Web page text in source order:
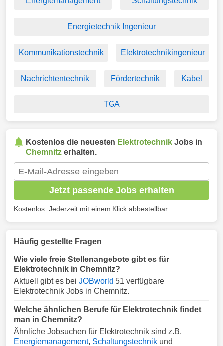
Energietechnik Ingenieur
Kommunikationstechnik Elektrotechnikingenieur
Nachrichtentechnik Fördertechnik Kabel
TGA
Kostenlos die neuesten Elektrotechnik Jobs in
Chemnitz erhalten.
Jetzt passende Jobs erhalten
Kostenlos. Jederzeit mit einem Klick abbestellbar.
Häufig gestellte Fragen
Wie viele freie Stellenangebote gibt es für
Elektrotechnik in Chemnitz?
Aktuell gibt es bei JOBworld 51 verfügbare
Elektrotechnik Jobs in Chemnitz.
Welche ähnlichen Berufe für Elektrotechnik findet
man in Chemnitz?
Ähnliche Jobsuchen für Elektrotechnik sind z.B.
Energiemanagement, Schaltungstechnik und